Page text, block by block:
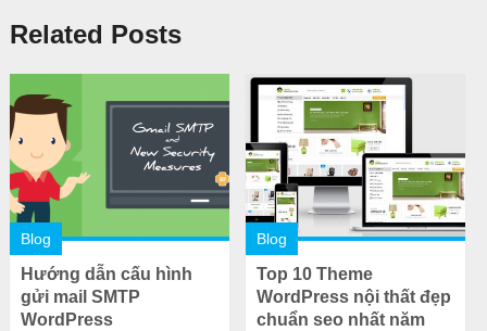
Related Posts
Blog
Hướng dẫn cấu hình
gửi mail SMTP
WordPress
Blog
Top 10 Theme
WordPress nội thất đẹp
chuẩn seo nhất năm